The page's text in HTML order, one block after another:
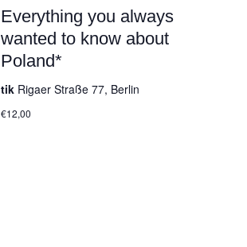
Everything you always
wanted to know about
Poland*
tik Rigaer Straße 77, Berlin
€12,00